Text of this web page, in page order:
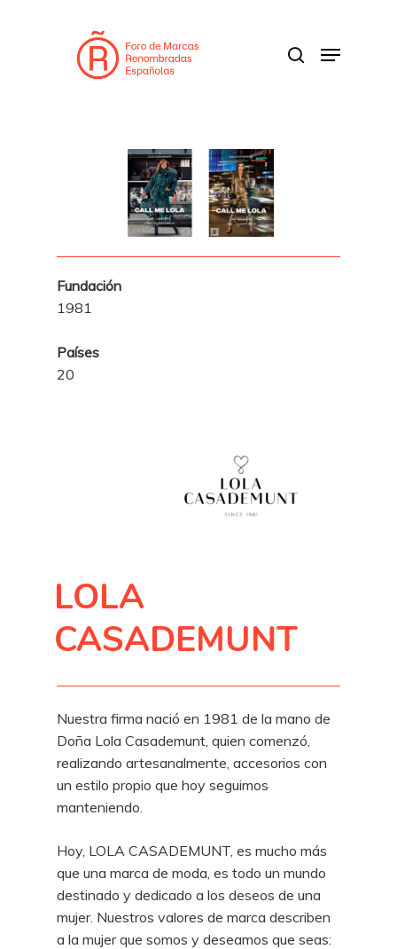
Menu
Fundación
1981
Países
20
LOLA
CASADEMUNT
Nuestra firma nació en 1981 de la mano de
Doña Lola Casademunt, quien comenzó,
realizando artesanalmente, accesorios con
un estilo propio que hoy seguimos
manteniendo.
Hoy, LOLA CASADEMUNT, es mucho más
que una marca de moda, es todo un mundo
destinado y dedicado a los deseos de una
mujer. Nuestros valores de marca describen
a la mujer que somos y deseamos que seas: